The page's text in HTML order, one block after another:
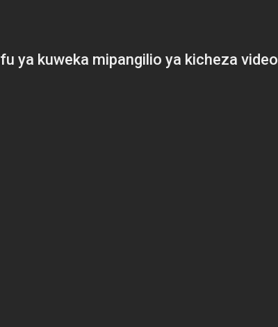
ya kuweka mipangilio ya kicheza video